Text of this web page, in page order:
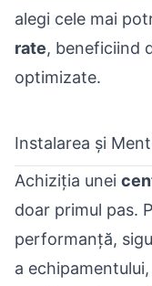
alegi cele mai
rate, beneficiind
optimizate.
Instalarea și
Achiziția unei
doar primul pas.
performanță,
a